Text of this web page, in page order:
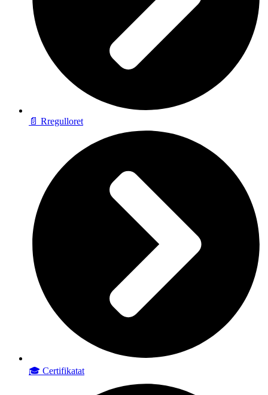
📄 Rregulloret
🎓 Certifikatat